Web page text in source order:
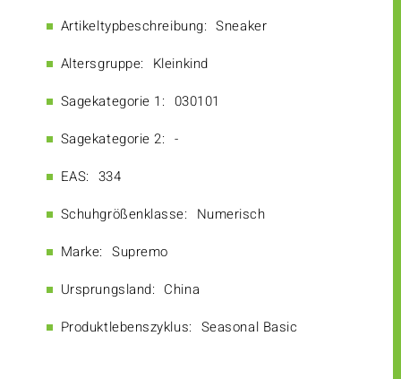
Artikeltypbeschreibung: Sneaker
Altersgruppe: Kleinkind
Sagekategorie 1: 030101
Sagekategorie 2: -
EAS: 334
Schuhgrößenklasse: Numerisch
Marke: Supremo
Ursprungsland: China
Produktlebenszyklus: Seasonal Basic